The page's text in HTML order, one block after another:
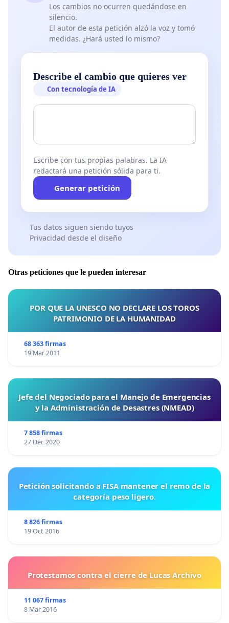
Los cambios no ocurren quedándose en
silencio.
El autor de esta petición alzó la voz y tomó
medidas. ¿Hará usted lo mismo?
Describe el cambio que quieres ver
Con tecnología de IA
Escribe con tus propias palabras. La IA
redactará una petición sólida para ti.
Generar petición
Tus datos siguen siendo tuyos
Privacidad desde el diseño
Otras peticiones que le pueden interesar
POR QUE LA UNESCO NO DECLARE LOS TOROS
PATRIMONIO DE LA HUMANIDAD
68 363 firmas
19 Mar 2011
Jefe del Negociado para el Manejo de Emergencias
y la Administración de Desastres (NMEAD)
7 858 firmas
27 Dec 2020
Petición solicitando a FISA mantener el remo de la
categoría peso ligero.
8 826 firmas
19 Oct 2016
Protestamos contra el cierre de Lucas Archivo
11 067 firmas
8 Mar 2016